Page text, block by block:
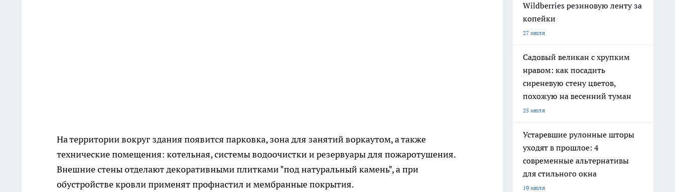
На территории вокруг здания появится парковка, зона для занятий воркаутом, а также
технические помещения: котельная, системы водоочистки и резервуары для пожаротушения.
Внешние стены отделают декоративными плитками "под натуральный камень", а при
обустройстве кровли применят профнастил и мембранные покрытия.
Wildberries резиновую ленту за
копейки
27 июля
Садовый великан с хрупким
нравом: как посадить
сиреневую стену цветов,
похожую на весенний туман
25 июля
Устаревшие рулонные шторы
уходят в прошлое: 4
современные альтернативы
для стильного окна
19 июля